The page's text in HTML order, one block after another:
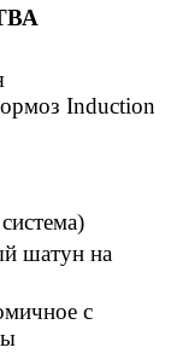
Induction
шатун на
с